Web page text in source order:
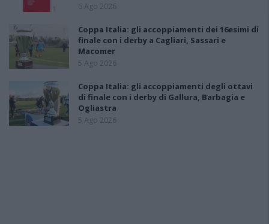
6 Ago 2026
Coppa Italia: gli accoppiamenti dei 16esimi di
finale con i derby a Cagliari, Sassari e
Macomer
5 Ago 2026
Coppa Italia: gli accoppiamenti degli ottavi
di finale con i derby di Gallura, Barbagia e
Ogliastra
5 Ago 2026